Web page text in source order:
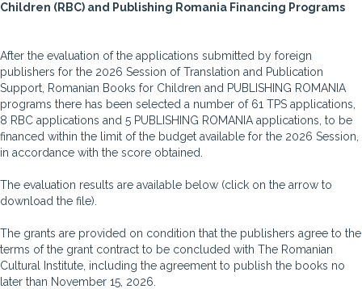
Children (RBC) and Publishing Romania Financing Programs
After the evaluation of the applications submitted by foreign
publishers for the 2026 Session of Translation and Publication
Support, Romanian Books for Children and PUBLISHING ROMANIA
programs there has been selected a number of 61 TPS applications,
8 RBC applications and 5 PUBLISHING ROMANIA applications, to be
financed within the limit of the budget available for the 2026 Session,
in accordance with the score obtained.
The evaluation results are available below (click on the arrow to
download the file).
The grants are provided on condition that the publishers agree to the
terms of the grant contract to be concluded with The Romanian
Cultural Institute, including the agreement to publish the books no
later than November 15, 2026.